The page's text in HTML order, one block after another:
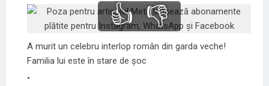
👍 👎
A murit un celebru interlop român din garda veche!
Familia lui este în stare de șoc